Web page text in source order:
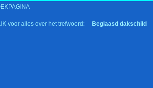
voor alles over het trefwoord: Beglaasd dakschild